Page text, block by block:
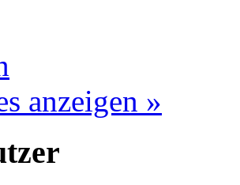
anzeigen »